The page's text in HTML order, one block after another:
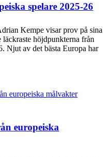
spelare 2025-26
Kempe visar prov på sina
höjdpunkterna från
Njut av det bästa Europa har
europeiska